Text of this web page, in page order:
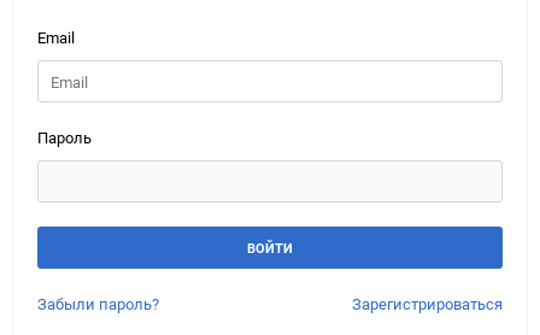
Email
Пароль
Забыли пароль? Зарегистрироваться